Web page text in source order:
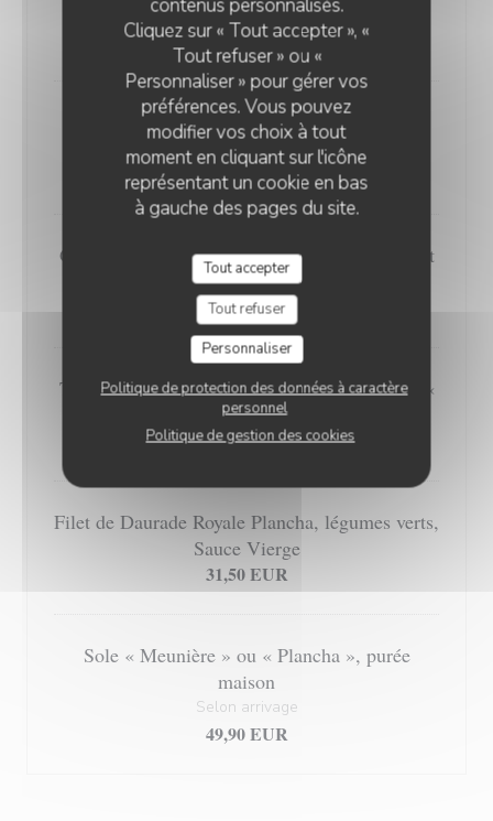
contenus personnalisés.
Cliquez sur « Tout accepter », «
Tout refuser » ou «
Personnaliser » pour gérer vos
préférences. Vous pouvez
modifier vos choix à tout
moment en cliquant sur l'icône
représentant un cookie en bas
à gauche des pages du site.
Tout accepter
Tout refuser
Personnaliser
Politique de protection des données à caractère
personnel
Politique de gestion des cookies
Fish & Chips « Cabillaud », sauce tartare
22,90 EUR
Ceviche de saumon et lieu à la coriandre et
citron vert, Frites maison
24,90 EUR
Gambas "plancha", poirvons confits, chorizo et
riz vénéré
28,50 EUR
Tataki de thon au sésame, poêlée de légumes «
Thaï »
29,90 EUR
Filet de Daurade Royale Plancha, légumes verts,
Sauce Vierge
31,50 EUR
Sole « Meunière » ou « Plancha », purée
maison
Selon arrivage
49,90 EUR